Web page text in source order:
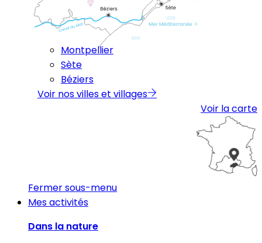
Montpellier
Sète
Béziers
Voir nos villes et villages
Voir la carte
Fermer sous-menu
Mes activités
Dans la nature